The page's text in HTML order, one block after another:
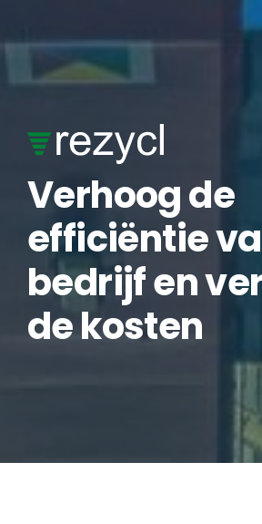
Verhoog de
efficiëntie
bedrijf en
de kosten